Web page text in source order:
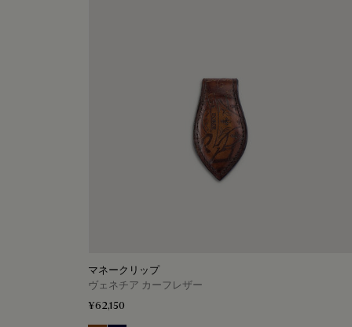
マネークリップ
ヴェネチア カーフレザー
¥62,150